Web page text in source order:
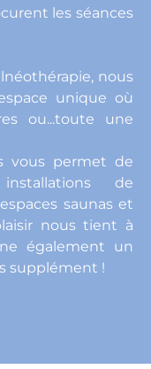
les séances
nous
unique où
ou...toute une
vous permet de
de
saunas et
nous tient à
également un
supplément !